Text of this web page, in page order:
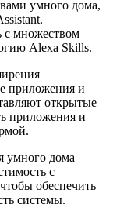
умного дома,
с множеством
Alexa Skills.
приложения и
открытые
приложения и
умного дома
с
обеспечить
системы.